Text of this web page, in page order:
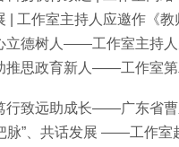
| 工作室主持人应邀作《
立德树人——工作室主持人
推思政育新人——工作室
行致远助成长——广东省
脉”、共话发展 ——工作